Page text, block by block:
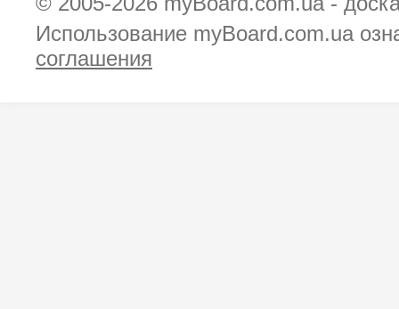
Использование myBoard.com.ua
соглашения